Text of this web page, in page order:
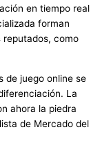
en tiempo real
forman
reputados, como
de juego online se
La
ahora la piedra
de Mercado del